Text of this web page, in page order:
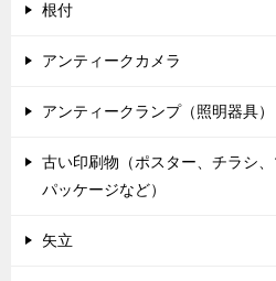
根付
アンティークカメラ
アンティークランプ（照明器具）
古い印刷物（ポスター、チラシ
パッケージなど）
矢立